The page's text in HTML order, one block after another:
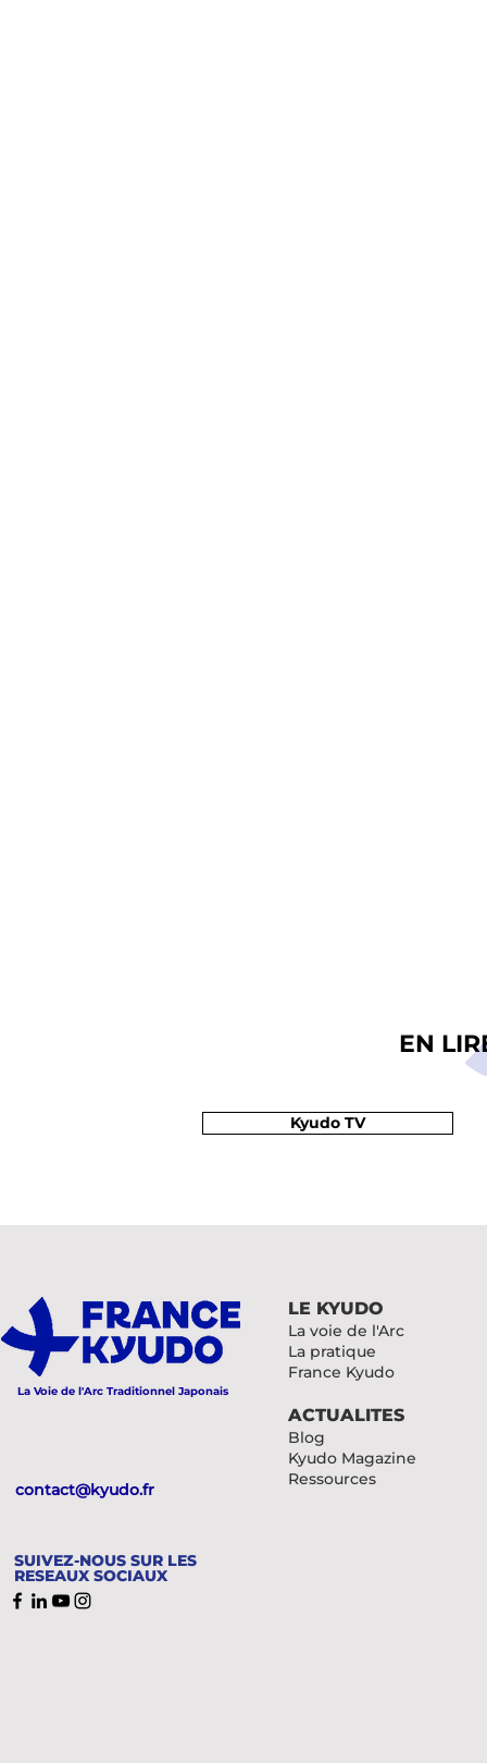
EN
Kyudo TV
La Voie de l'Arc Traditionnel Japonais
contact@kyudo.fr
SUIVEZ-NOUS SUR LES
RESEAUX SOCIAUX
LE KYUDO
La voie de l'Arc
La pratique
France Kyudo
ACTUALITES
Blog
Kyudo Magazine
Ressources